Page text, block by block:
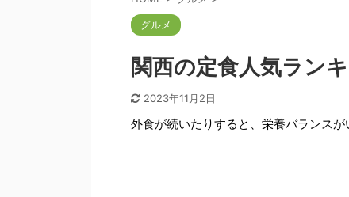
グルメ
関西の定食人気ラン
2023年11月2日
外食が続いたりすると、栄養バランス